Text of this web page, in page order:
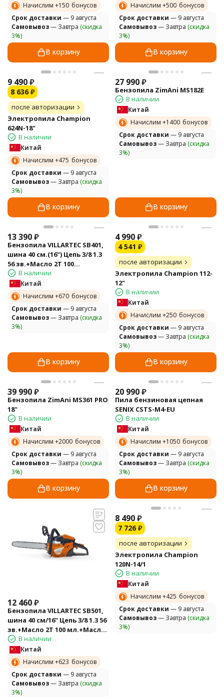
Начислим +150 бонусов
Cрок доставки — 9 августа
Самовывоз— Завтра (скидка
3%)
В корзину
Начислим +500 бонусов
Cрок доставки — 9 августа
Самовывоз— Завтра (скидка
3%)
В корзину
9 490₽
8 636 ₽
после авторизации
Электропила Champion
624N-18"
В наличии
Китай
Начислим +475 бонусов
Cрок доставки — 9 августа
Самовывоз— Завтра (скидка
3%)
В корзину
27 990₽
Бензопила ZimAni MS182E
В наличии
Китай
Начислим +1400 бонусов
Cрок доставки — 9 августа
Самовывоз— Завтра (скидка
3%)
В корзину
13 390₽
Бензопила VILLARTEC SB401,
шина 40 см.(16") Цепь 3/8 1.3
56 зв.+Масло 2Т 100
мл.+Масло Адг.1 л+Цепь
В наличии
Китай
Начислим +670 бонусов
Cрок доставки — 9 августа
Самовывоз— Завтра (скидка
3%)
В корзину
4 990₽
4 541 ₽
после авторизации
Электропила Champion 112-
12"
В наличии
Китай
Начислим +250 бонусов
Cрок доставки — 9 августа
Самовывоз— Завтра (скидка
3%)
В корзину
39 990₽
Бензопила ZimAni MS361 PRO
18"
В наличии
Китай
Начислим +2000 бонусов
Cрок доставки — 9 августа
Самовывоз— Завтра (скидка
3%)
В корзину
20 990₽
Пила бензиновая цепная
SENIX CSTS-M4-EU
В наличии
Китай
Начислим +1050 бонусов
Cрок доставки — 9 августа
Самовывоз— Завтра (скидка
3%)
В корзину
12 460₽
Бензопила VILLARTEC SB501,
шина 40 см/16" Цепь 3/8 1.3 56
зв.+Масло 2Т 100 мл.+Масло
Адг.1 л+Цепь
В наличии
Китай
Начислим +623 бонусов
Cрок доставки — 9 августа
Самовывоз— Завтра (скидка
3%)
8 490₽
7 726 ₽
после авторизации
Электропила Champion
120N-14/1
В наличии
Китай
Начислим +425 бонусов
Cрок доставки — 9 августа
Самовывоз— Завтра (скидка
3%)